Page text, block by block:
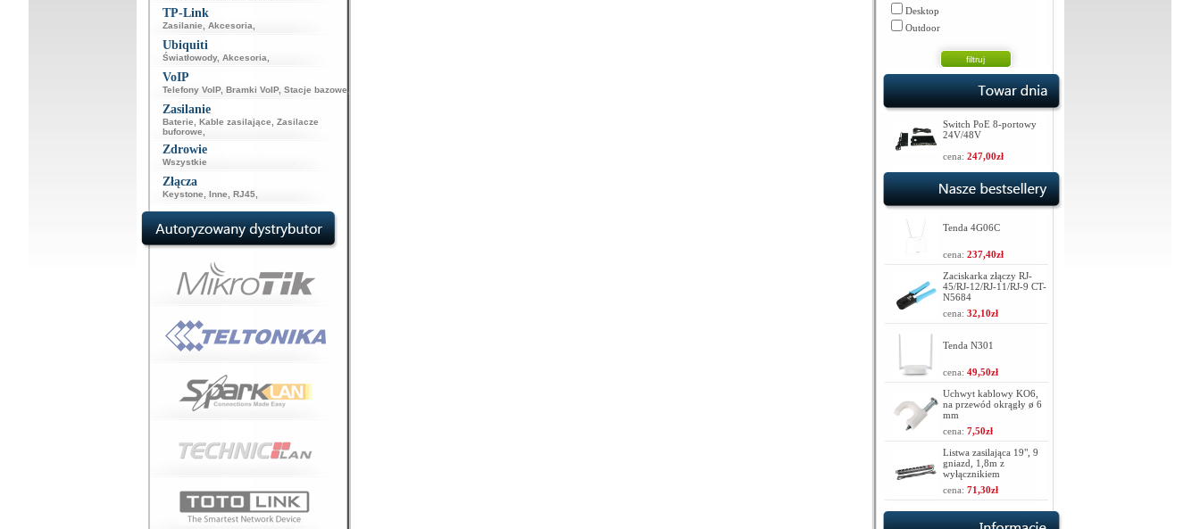
TP-Link
Zasilanie Akcesoria
Ubiquiti
Światłowody, Akcesoria
VoIP
Telefony VoIP, Bramki VoIP, Stacje bazowe
Zasilanie
Baterie Kable zasilające
Zasilacze
buforowe
Zdrowie
Wszystkie
Złącza
Keystone Inne RJ45,
Desktop
Outdoor
Switch PoE 8-portowy
24V/48V
cena: 247,00zł
Tenda 4G06C
cena: 237,40zł
Zaciskarka złączy RJ-
45/RJ-12/RJ-11/RJ-9 CT-
N5684
cena: 32,10zł
Tenda N301
cena: 49,50zł
Uchwyt kablowy KO6,
na przewód okrągły ø 6
mm
cena: 7,50zł
Listwa zasilająca 19", 9
gniazd, 1,8m z
wyłącznikiem
cena: 71,30zł